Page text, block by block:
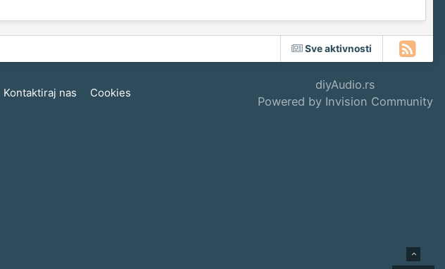
Sve aktivnosti
Kontaktiraj nas Cookies
diyAudio.rs
Powered by Invision Community